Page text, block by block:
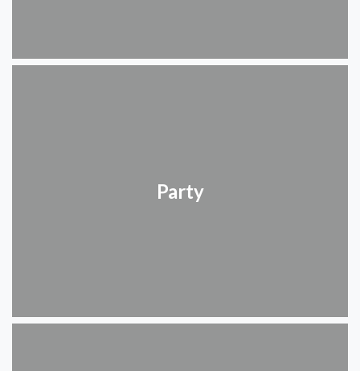
Party